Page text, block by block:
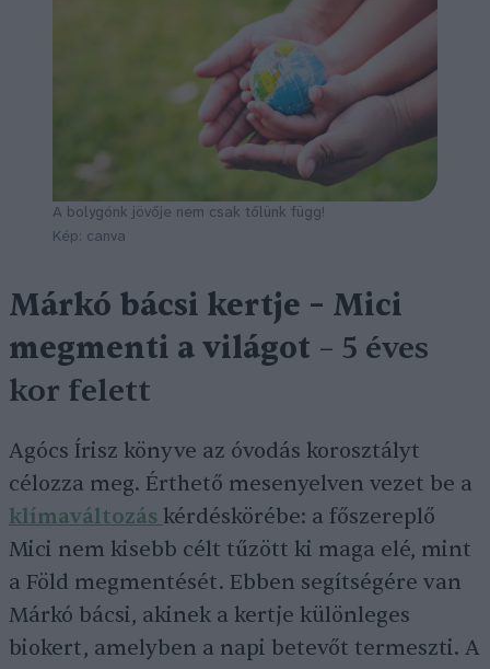
A bolygónk jövője nem csak tőlünk függ!
Kép: canva
Márkó bácsi kertje – Mici
megmenti a világot – 5 éves
kor felett
Agócs Írisz könyve az óvodás korosztályt
célozza meg. Érthető mesenyelven vezet be a
klímaváltozás kérdéskörébe: a főszereplő
Mici nem kisebb célt tűzött ki maga elé, mint
a Föld megmentését. Ebben segítségére van
Márkó bácsi, akinek a kertje különleges
biokert, amelyben a napi betevőt termeszti. A